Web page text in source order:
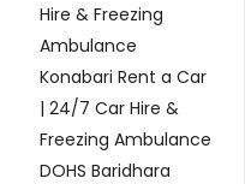
Hire & Freezing
Ambulance
Konabari Rent a Car
| 24/7 Car Hire &
Freezing Ambulance
DOHS Baridhara